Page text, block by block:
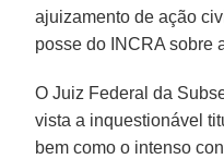
ajuizamento de ação
posse do INCRA sobre
O Juiz Federal da
vista a inquestionável
bem como o intenso